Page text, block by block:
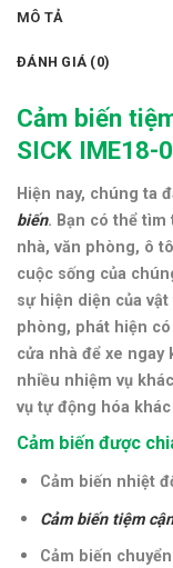
MÔ TẢ
ĐÁNH GIÁ (0)
Cảm biến
SICK IME18-
Hiện nay, chúng ta
biến. Bạn có thể tìm
nhà, văn phòng, ô
cuộc sống của
sự hiện diện của
phòng, phát hiện
cửa nhà để xe ngay
nhiều nhiệm vụ
vụ tự động hóa
Cảm biến được
Cảm biến nhiệt
Cảm biến tiệm cận
Cảm biến